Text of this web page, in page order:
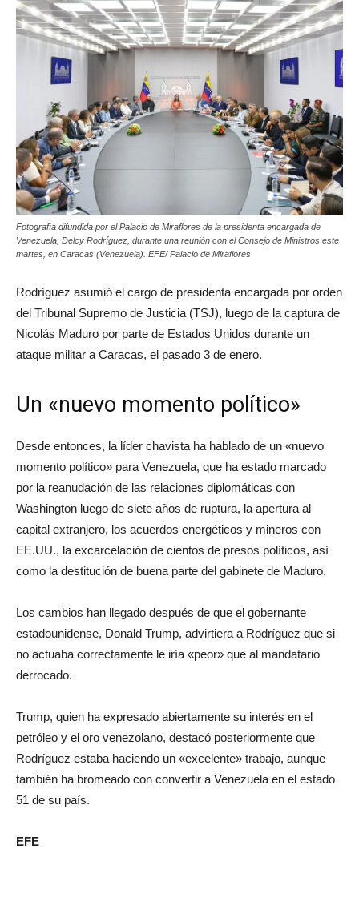
Fotografía difundida por el Palacio de Miraflores de la presidenta encargada de
Venezuela, Delcy Rodríguez, durante una reunión con el Consejo de Ministros este
martes, en Caracas (Venezuela). EFE/ Palacio de Miraflores
Rodríguez asumió el cargo de presidenta encargada por orden
del Tribunal Supremo de Justicia (TSJ), luego de la captura de
Nicolás Maduro por parte de Estados Unidos durante un
ataque militar a Caracas, el pasado 3 de enero.
Un «nuevo momento político»
Desde entonces, la líder chavista ha hablado de un «nuevo
momento político» para Venezuela, que ha estado marcado
por la reanudación de las relaciones diplomáticas con
Washington luego de siete años de ruptura, la apertura al
capital extranjero, los acuerdos energéticos y mineros con
EE.UU., la excarcelación de cientos de presos políticos, así
como la destitución de buena parte del gabinete de Maduro.
Los cambios han llegado después de que el gobernante
estadounidense, Donald Trump, advirtiera a Rodríguez que si
no actuaba correctamente le iría «peor» que al mandatario
derrocado.
Trump, quien ha expresado abiertamente su interés en el
petróleo y el oro venezolano, destacó posteriormente que
Rodríguez estaba haciendo un «excelente» trabajo, aunque
también ha bromeado con convertir a Venezuela en el estado
51 de su país.
EFE